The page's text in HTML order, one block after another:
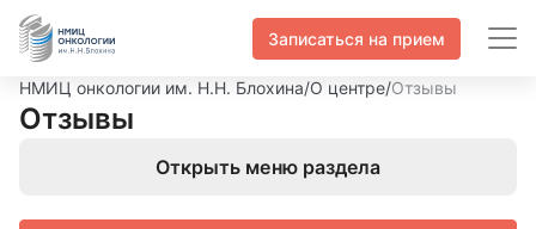
Записаться на прием
НМИЦ онкологии им. Н.Н. Блохина/О центре/Отзывы
Отзывы
Открыть меню раздела